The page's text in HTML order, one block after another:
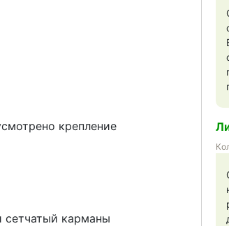
крепление
сетчатый карманы